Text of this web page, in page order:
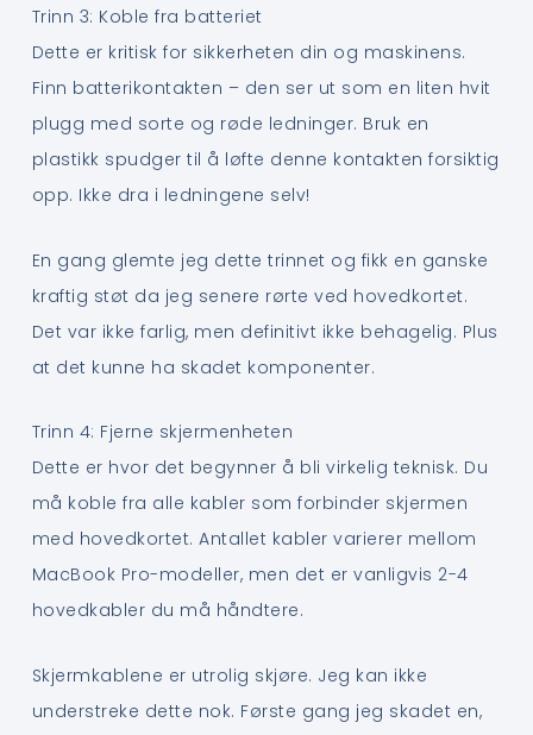
Trinn 3: Koble fra batteriet
Dette er kritisk for sikkerheten din og maskinens.
Finn batterikontakten – den ser ut som en liten hvit
plugg med sorte og røde ledninger. Bruk en
plastikk spudger til å løfte denne kontakten forsiktig
opp. Ikke dra i ledningene selv!
En gang glemte jeg dette trinnet og fikk en ganske
kraftig støt da jeg senere rørte ved hovedkortet.
Det var ikke farlig, men definitivt ikke behagelig. Plus
at det kunne ha skadet komponenter.
Trinn 4: Fjerne skjermenheten
Dette er hvor det begynner å bli virkelig teknisk. Du
må koble fra alle kabler som forbinder skjermen
med hovedkortet. Antallet kabler varierer mellom
MacBook Pro-modeller, men det er vanligvis 2-4
hovedkabler du må håndtere.
Skjermkablene er utrolig skjøre. Jeg kan ikke
understreke dette nok. Første gang jeg skadet en,